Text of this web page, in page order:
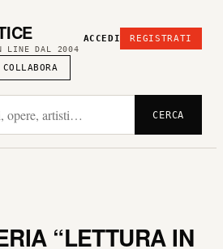
LINE DAL 2004
COLLABORA
ACCEDI REGISTRATI
CERCA
“LETTURA IN